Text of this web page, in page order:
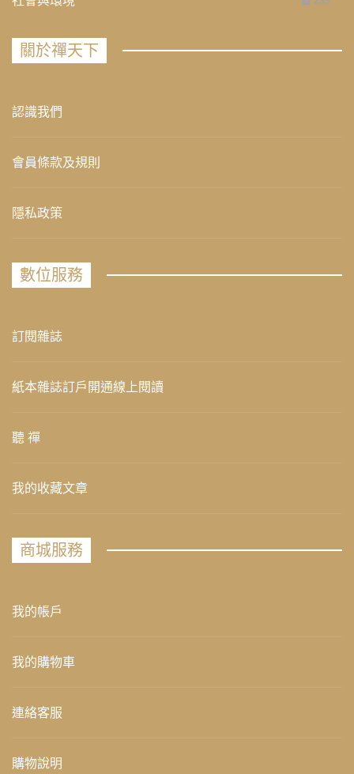
關於禪天下
認識我們
會員條款及規則
隱私政策
數位服務
訂閱雜誌
紙本雜誌訂戶開通線上閱讀
聽 禪
我的收藏文章
商城服務
我的帳戶
我的購物車
連絡客服
購物說明